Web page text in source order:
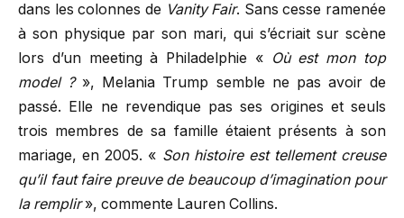
dans les colonnes de Vanity Fair. Sans cesse ramenée
à son physique par son mari, qui s’écriait sur scène
lors d’un meeting à Philadelphie « Où est mon top
model ? », Melania Trump semble ne pas avoir de
passé. Elle ne revendique pas ses origines et seuls
trois membres de sa famille étaient présents à son
mariage, en 2005. « Son histoire est tellement creuse
qu’il faut faire preuve de beaucoup d’imagination pour
la remplir», commente Lauren Collins.